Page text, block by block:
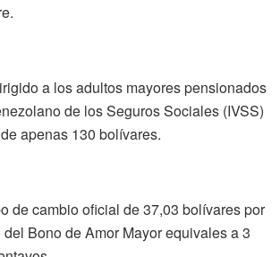
a los adultos mayores pensionados
de los Seguros Sociales (IVSS)
apenas 130 bolívares.
de cambio oficial de 37,03 bolívares por
Bono de Amor Mayor equivales a 3